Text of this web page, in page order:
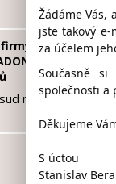
MARKOVÁ
SERVIS od
nasbírala:
Žádáme Vás,
jste takový
za účelem
Současně
společnosti a
Děkujeme
S úctou
Stanislav